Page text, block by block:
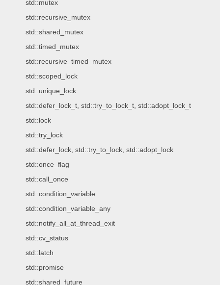
std::mutex
std::recursive_mutex
std::shared_mutex
std::timed_mutex
std::recursive_timed_mutex
std::scoped_lock
std::unique_lock
std::defer_lock_t, std::try_to_lock_t, std::adopt_lock_t
std::lock
std::try_lock
std::defer_lock, std::try_to_lock, std::adopt_lock
std::once_flag
std::call_once
std::condition_variable
std::condition_variable_any
std::notify_all_at_thread_exit
std::cv_status
std::latch
std::promise
std::shared_future